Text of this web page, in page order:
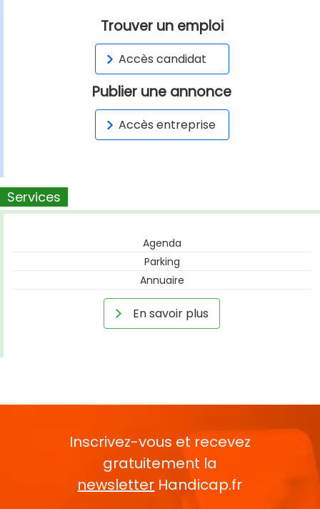
Trouver un emploi
Accès candidat
Publier une annonce
Accès entreprise
Services
Agenda
Parking
Annuaire
En savoir plus
Inscrivez-vous et recevez
gratuitement la
newsletter Handicap.fr